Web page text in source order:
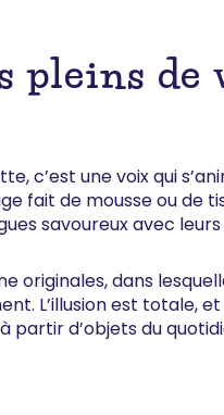
pleins de
c’est une voix qui
fait de mousse ou de
savoureux avec
originales, dans
L’illusion est totale,
d’objets du